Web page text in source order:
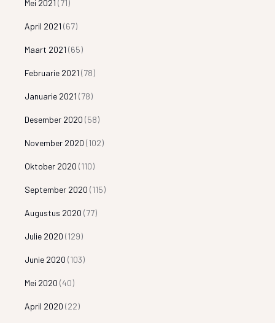
Mei 2021 (71)
April 2021 (67)
Maart 2021 (65)
Februarie 2021 (78)
Januarie 2021 (78)
Desember 2020 (58)
November 2020 (102)
Oktober 2020 (110)
September 2020 (115)
Augustus 2020 (77)
Julie 2020 (129)
Junie 2020 (103)
Mei 2020 (40)
April 2020 (22)